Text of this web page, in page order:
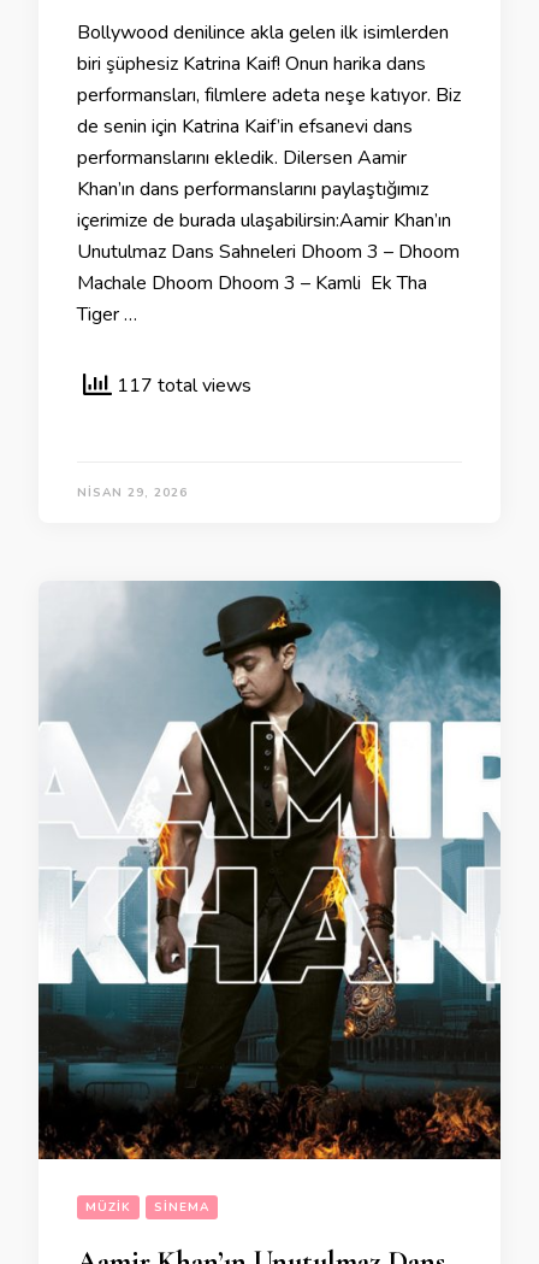
Bollywood denilince akla gelen ilk isimlerden
biri şüphesiz Katrina Kaif! Onun harika dans
performansları, filmlere adeta neşe katıyor. Biz
de senin için Katrina Kaif’in efsanevi dans
performanslarını ekledik. Dilersen Aamir
Khan’ın dans performanslarını paylaştığımız
içerimize de burada ulaşabilirsin:Aamir Khan’ın
Unutulmaz Dans Sahneleri Dhoom 3 – Dhoom
Machale Dhoom Dhoom 3 – Kamli Ek Tha
Tiger …
117 total views
NISAN 29, 2026
MÜZIK SINEMA